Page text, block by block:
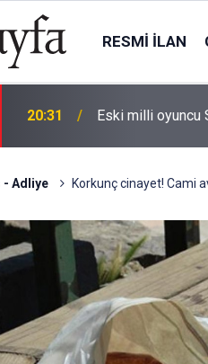
RESMI İLAN
20:31 Eski milli oyuncu
- Adliye Korkunç cinayet! Cami